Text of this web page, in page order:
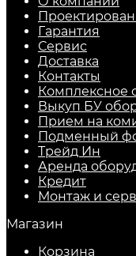
Гарантия
Сервис
Доставка
Контакты
Комплексное
Выкуп БУ
Прием на
Подменный
Трейд Ин
Аренда
Кредит
Монтаж и
Магазин
Корзина